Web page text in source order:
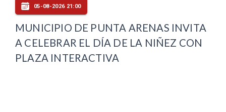
05-08-2026 21:00
MUNICIPIO DE PUNTA ARENAS INVITA
A CELEBRAR EL DÍA DE LA NIÑEZ CON
PLAZA INTERACTIVA